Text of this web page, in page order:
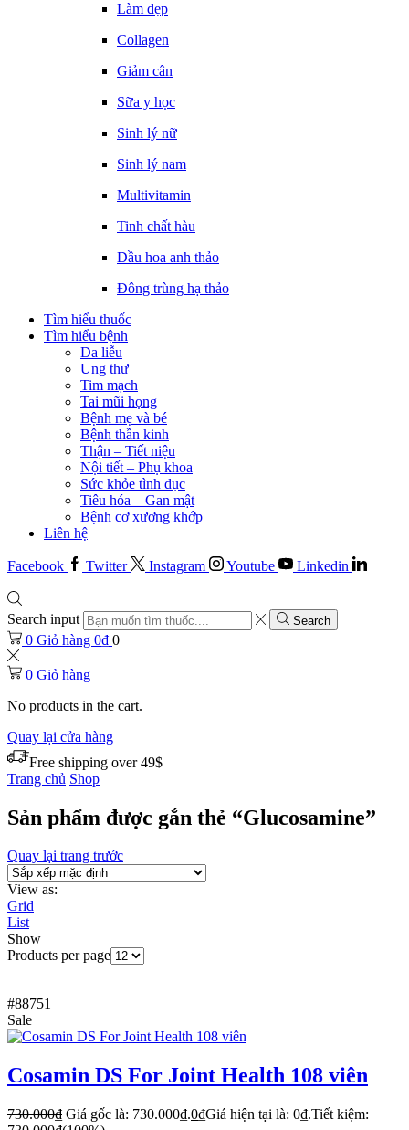
Làm đẹp
Collagen
Giảm cân
Sữa y học
Sinh lý nữ
Sinh lý nam
Multivitamin
Tinh chất hàu
Dầu hoa anh thảo
Đông trùng hạ thảo
Tìm hiểu thuốc
Tìm hiểu bệnh
Da liễu
Ung thư
Tim mạch
Tai mũi họng
Bệnh mẹ và bé
Bệnh thần kinh
Thận – Tiết niệu
Nội tiết – Phụ khoa
Sức khỏe tình dục
Tiêu hóa – Gan mật
Bệnh cơ xương khớp
Liên hệ
Facebook Twitter Instagram Youtube Linkedin
Search input Search
0 Giỏ hàng 0₫ 0
0 Giỏ hàng
No products in the cart.
Quay lại cửa hàng
Free shipping over 49$
Trang chủ Shop
Sản phẩm được gắn thẻ “Glucosamine”
Quay lại trang trước
View as:
Grid
List
Show
Products per page
#88751
Sale
Cosamin DS For Joint Health 108 viên
730.000₫ Giá gốc là: 730.000₫.0₫Giá hiện tại là: 0₫.Tiết kiệm: